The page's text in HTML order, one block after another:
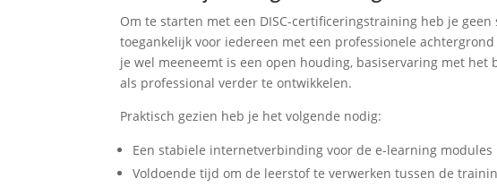
Om te starten met een DISC-certificeringstraining heb je
toegankelijk voor iedereen met een professionele
je wel meeneemt is een open houding, basiservaring met
als professional verder te ontwikkelen.
Praktisch gezien heb je het volgende nodig:
Een stabiele internetverbinding voor de e-learning modules
Voldoende tijd om de leerstof te verwerken tussen de